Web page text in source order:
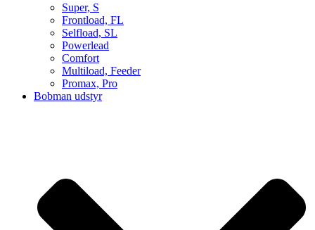
Super, S
Frontload, FL
Selfload, SL
Powerlead
Comfort
Multiload, Feeder
Promax, Pro
Bobman udstyr